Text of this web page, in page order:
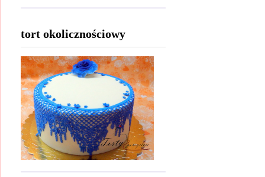
tort okolicznościowy